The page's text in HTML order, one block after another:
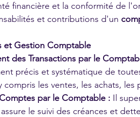
financière et la conformité de
et contributions d'un
et Gestion Comptable
des Transactions par le
précis et systématique de
compris les ventes, les achats, les
par le Comptable : Il
le suivi des créances et